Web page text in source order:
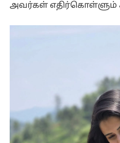
அவர்கள் எதிர்கொள்ளும்